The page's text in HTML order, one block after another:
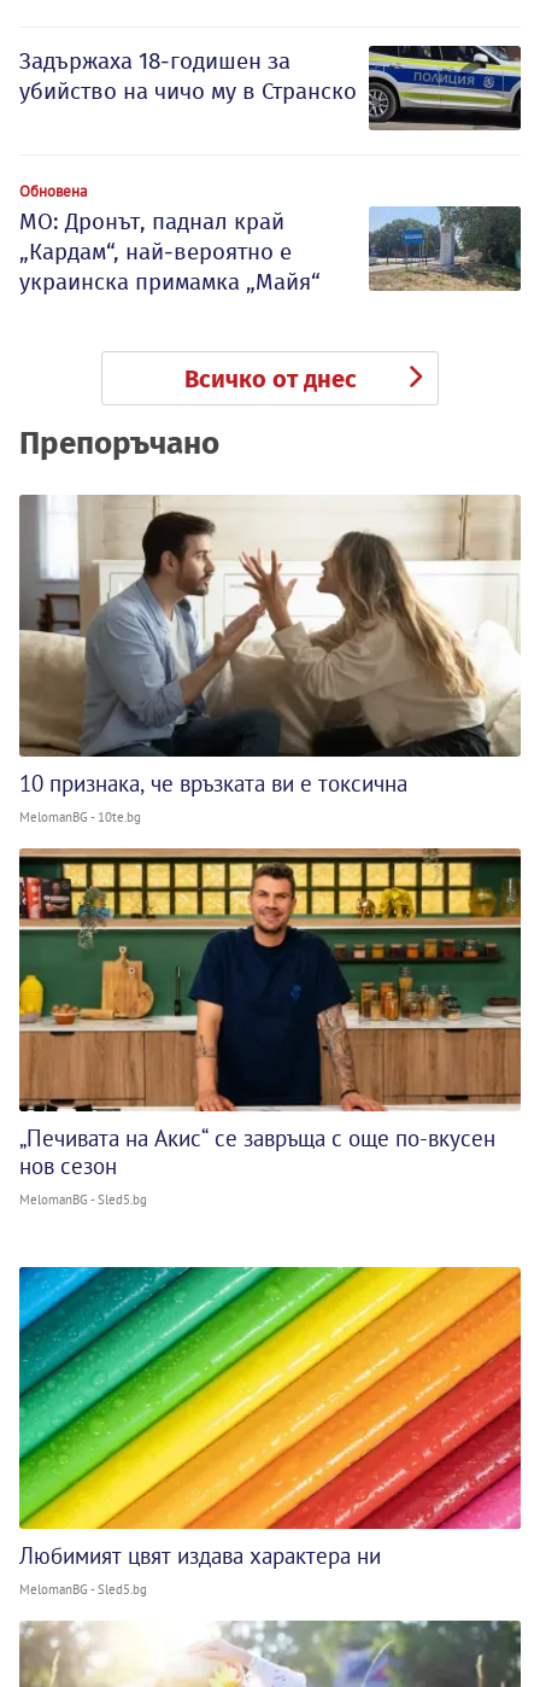
Задържаха 18-годишен за
убийство на чичо му в Странско
Обновена
МО: Дронът, паднал край
„Кардам“, най-вероятно е
украинска примамка „Майя“
Всичко от днес
Препоръчано
10 признака, че връзката ви е токсична
MelomanBG - 10te.bg
„Печивата на Акис“ се завръща с още по-вкусен
нов сезон
MelomanBG - Sled5.bg
Любимият цвят издава характера ни
MelomanBG - Sled5.bg